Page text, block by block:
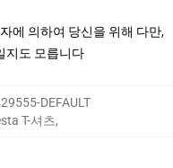
에 의하여 당신을 위해 다만,
지도 모릅니다
DEFAULT
T-셔츠,